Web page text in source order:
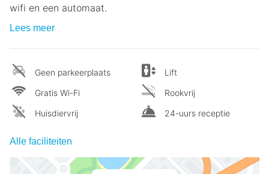
wifi en een automaat.
Lees meer
Geen parkeerplaats
Gratis Wi-Fi
Huisdiervrij
Lift
Rookvrij
24-uurs receptie
Alle faciliteiten